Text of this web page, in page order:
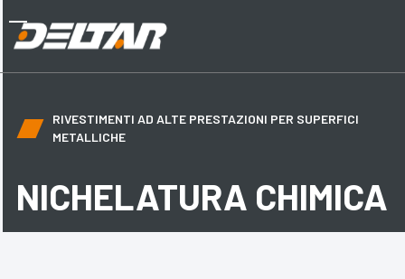
content
Open
mobile
Close
mobile
RIVESTIMENTI AD ALTE PRESTAZIONI PER SUPERFICI
METALLICHE
NICHELATURA CHIMICA